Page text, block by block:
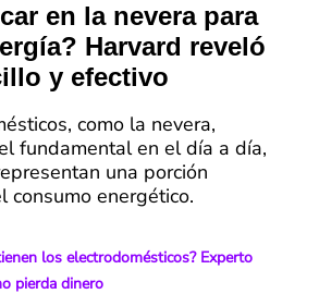
en la nevera para
Harvard reveló
y efectivo
como la nevera,
fundamental en el día a día,
una porción
consumo energético.
los electrodomésticos? Experto
pierda dinero